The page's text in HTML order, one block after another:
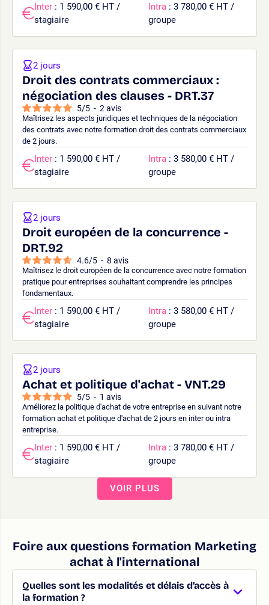
Inter : 1 590,00 € HT /
stagiaire
Intra : 3 780,00 € HT /
groupe
Droit des contrats commerciaux :
négociation des clauses - DRT.37
5/5 - 2 avis
Maîtrisez les aspects juridiques et techniques de la négociation
des contrats avec notre formation droit des contrats commerciaux
de 2 jours.
2 jours
Inter : 1 590,00 € HT /
stagiaire
Intra : 3 580,00 € HT /
groupe
Droit européen de la concurrence -
DRT.92
4.6/5 - 8 avis
Maîtrisez le droit européen de la concurrence avec notre formation
pratique pour entreprises souhaitant comprendre les principes
fondamentaux.
2 jours
Inter : 1 590,00 € HT /
stagiaire
Intra : 3 580,00 € HT /
groupe
Achat et politique d'achat - VNT.29
5/5 - 1 avis
Améliorez la politique d'achat de votre entreprise en suivant notre
formation achat et politique d'achat de 2 jours en inter ou intra
entreprise.
2 jours
Inter : 1 590,00 € HT /
stagiaire
Intra : 3 780,00 € HT /
groupe
VOIR PLUS
Foire aux questions formation Marketing
achat à l'international
Quelles sont les modalités et délais d’accès à
la formation ?